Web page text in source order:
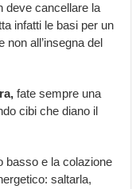
deve cancellare la
infatti le basi per un
non all’insegna del
fate sempre una
cibi che diano il
basso e la colazione
saltarla,